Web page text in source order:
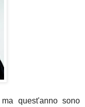
quest'anno sono